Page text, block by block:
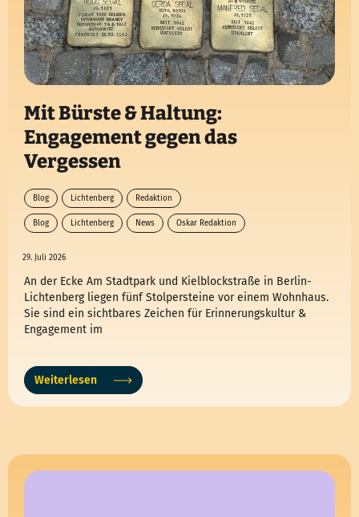
Mit Bürste & Haltung:
Engagement gegen das
Vergessen
Blog Lichtenberg Redaktion
Blog Lichtenberg News Oskar Redaktion
29. Juli 2026
An der Ecke Am Stadtpark und Kielblockstraße in Berlin-
Lichtenberg liegen fünf Stolpersteine vor einem Wohnhaus.
Sie sind ein sichtbares Zeichen für Erinnerungskultur &
Engagement im
Weiterlesen